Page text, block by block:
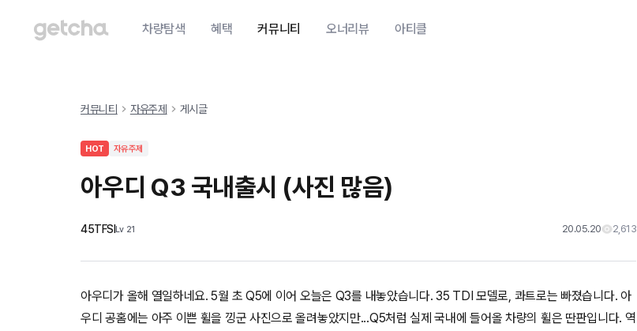
차량탐색 혜택 커뮤니티 오너리뷰 아티클
커뮤니티 자유주제 게시글
HOT 자유주제
아우디 Q3 국내출시 (사진 많음)
45TFSI Lv 21 20.05.20 2,613
아우디가 올해 열일하네요. 5월 초 Q5에 이어 오늘은 Q3를 내놓았습니다. 35 TDI 모델로, 콰트로는 빠졌습니다. 아
우디 공홈에는 아주 이쁜 휠을 낑군 사진으로 올려놓았지만...Q5처럼 실제 국내에 들어올 차량의 휠은 딴판입니다. 역